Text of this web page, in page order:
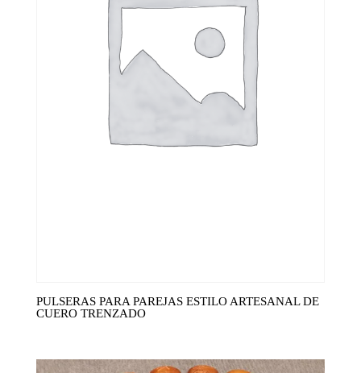
PULSERAS PARA PAREJAS ESTILO ARTESANAL DE
CUERO TRENZADO